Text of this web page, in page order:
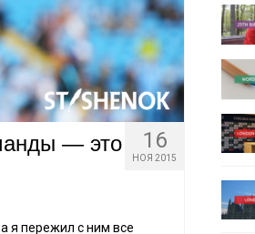
16
НОЯ 2015
— это
я пережил с ним все